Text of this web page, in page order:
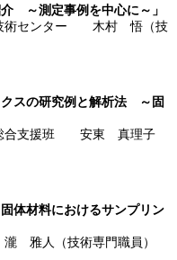
～測定事例を中心に～」
技術センター 木村 悟（技
クスの研究例と解析法 ～固
総合支援班 安東 真理子
体材料におけるサンプリン
雅人（技術専門職員）